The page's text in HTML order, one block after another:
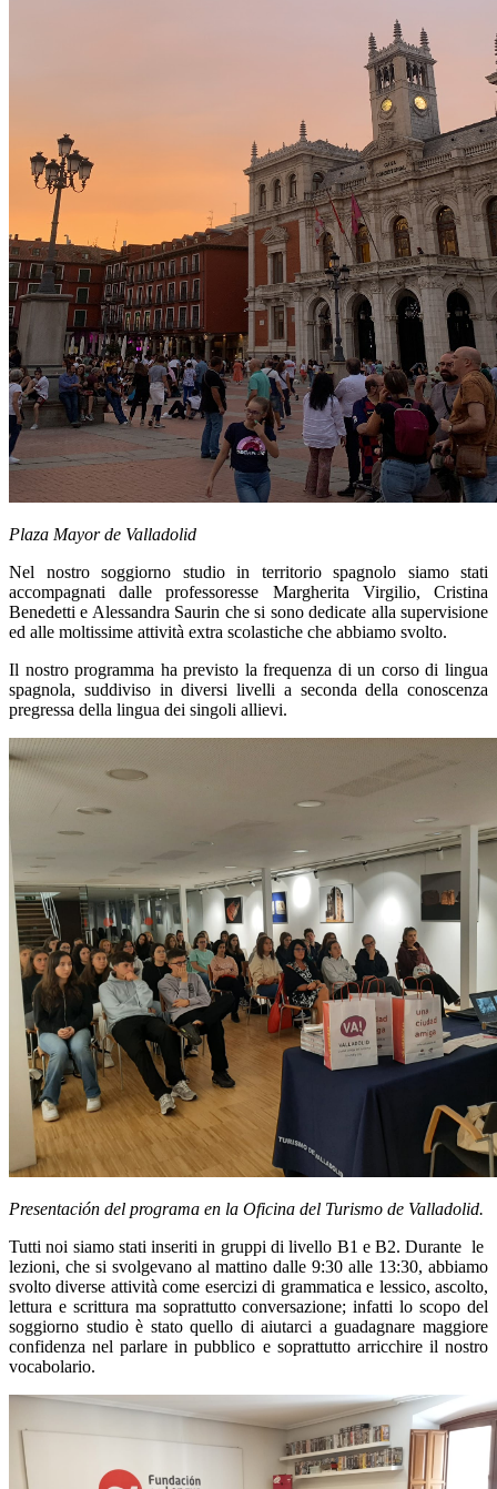
Plaza Mayor de Valladolid
Nel nostro soggiorno studio in territorio spagnolo siamo stati
accompagnati dalle professoresse Margherita Virgilio, Cristina
Benedetti e Alessandra Saurin che si sono dedicate alla supervisione
ed alle moltissime attività extra scolastiche che abbiamo svolto.
Il nostro programma ha previsto la frequenza di un corso di lingua
spagnola, suddiviso in diversi livelli a seconda della conoscenza
pregressa della lingua dei singoli allievi.
Presentación del programa en la Oficina del Turismo de Valladolid.
Tutti noi siamo stati inseriti in gruppi di livello B1 e B2. Durante le
lezioni, che si svolgevano al mattino dalle 9:30 alle 13:30, abbiamo
svolto diverse attività come esercizi di grammatica e lessico, ascolto,
lettura e scrittura ma soprattutto conversazione; infatti lo scopo del
soggiorno studio è stato quello di aiutarci a guadagnare maggiore
confidenza nel parlare in pubblico e soprattutto arricchire il nostro
vocabolario.